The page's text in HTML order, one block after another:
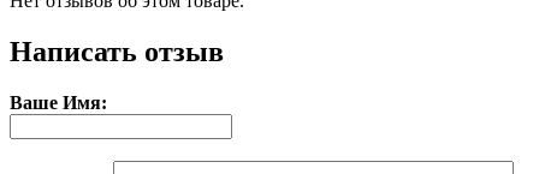
Написать отзыв
Ваше Имя: